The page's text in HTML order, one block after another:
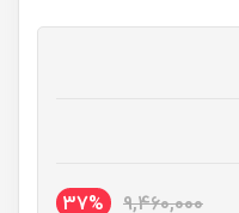
9,460,000
37%